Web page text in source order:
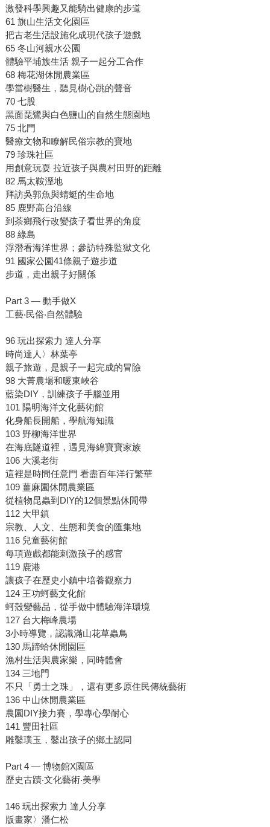
激發科學興趣又能騎出健康的步道
61 旗山生活文化園區
把古老生活設施化成現代孩子遊戲
65 冬山河親水公園
體驗平埔族生活 親子一起分工合作
68 梅花湖休閒農業區
學當樹醫生，聽見樹心跳的聲音
70 七股
黑面琵鷺與白色鹽山的自然生態園地
75 北門
醫療文物和瞭解民俗宗教的寶地
79 珍珠社區
用創意玩耍 拉近孩子與農村田野的距離
82 馬太鞍溼地
拜訪吳郭魚與蜻蜓的生命地
85 鹿野高台沿線
到茶鄉飛行改變孩子看世界的角度
88 綠島
浮潛看海洋世界；參訪特殊監獄文化
91 國家公園41條親子遊步道
步道，走出親子好關係
Part 3 — 動手做X
工藝‧民俗‧自然體驗
96 玩出探索力 達人分享
時尚達人〉林葉亭
親子旅遊，是親子一起完成的冒險
98 大菁農場和暖東峽谷
藍染DIY，訓練孩子手腦並用
101 陽明海洋文化藝術館
化身船長開船，學航海知識
103 野柳海洋世界
在海底隧道裡，遇見海綿寶寶家族
106 大溪老街
這裡是時間任意門 看盡百年洋行繁華
109 薑麻園休閒農業區
從植物昆蟲到DIY的12個景點休閒帶
112 大甲鎮
宗教、人文、生態和美食的匯集地
116 兒童藝術館
每項遊戲都能刺激孩子的感官
119 鹿港
讓孩子在歷史小鎮中培養觀察力
124 王功蚵藝文化館
蚵殼變藝品，從手做中體驗海洋環境
127 台大梅峰農場
3小時導覽，認識滿山花草蟲鳥
130 馬蹄蛤休閒園區
漁村生活與農家樂，同時體會
134 三地門
不只「勇士之珠」，還有更多原住民傳統藝術
136 中山休閒農業區
農園DIY接力賽，學專心學耐心
141 豐田社區
雕鑿璞玉，鑿出孩子的鄉土認同
Part 4 — 博物館X園區
歷史古蹟‧文化藝術‧美學
146 玩出探索力 達人分享
版畫家〉潘仁松